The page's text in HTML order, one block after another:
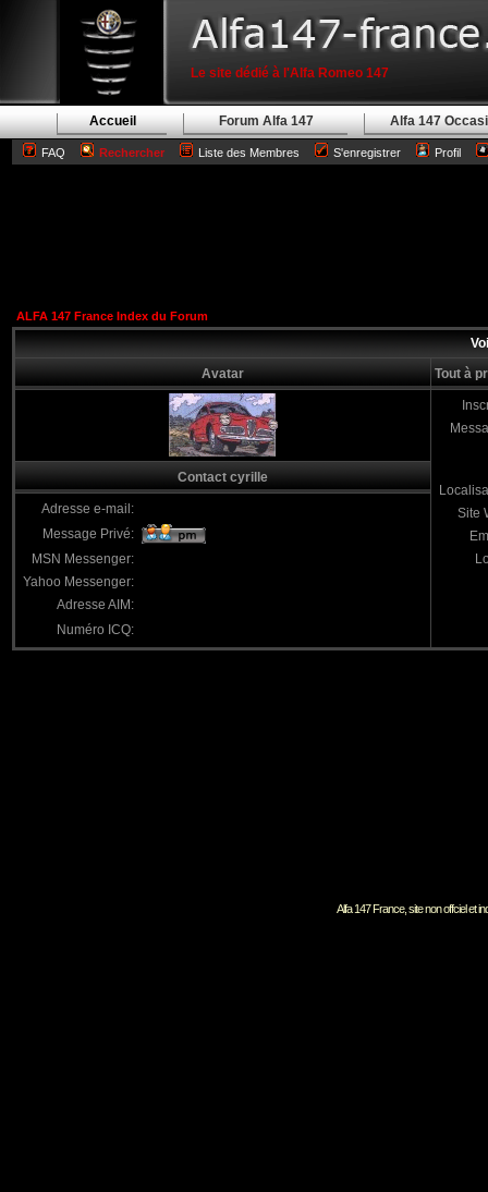
Le site dédié à l'Alfa Romeo 147
Accueil Forum Alfa 147 Alfa 147
FAQ Rechercher Liste des Membres S'enregistrer Profil
ALFA 147 France Index du Forum
Avatar
Tout à
Site
Contact cyrille
Adresse e-mail:
Message Privé:
MSN Messenger:
Yahoo Messenger:
Adresse AIM:
Numéro ICQ:
Alfa 147 France, site non offciel et